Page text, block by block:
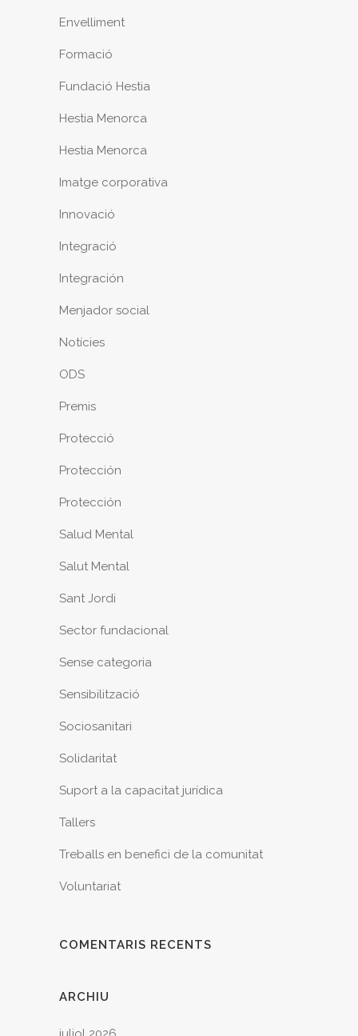
Envelliment
Formació
Fundació Hestia
Hestia Menorca
Hestia Menorca
Imatge corporativa
Innovació
Integració
Integración
Menjador social
Notícies
ODS
Premis
Protecció
Protección
Protección
Salud Mental
Salut Mental
Sant Jordi
Sector fundacional
Sense categoria
Sensibilització
Sociosanitari
Solidaritat
Suport a la capacitat jurídica
Tallers
Treballs en benefici de la comunitat
Voluntariat
COMENTARIS RECENTS
ARCHIU